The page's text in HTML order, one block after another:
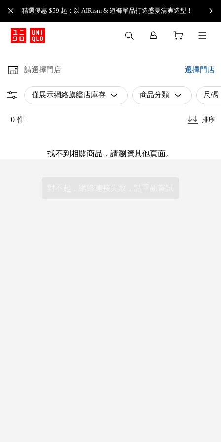
精選優惠 $59 起：以 AIRism & 短褲單品打造盛夏清爽造型！
請選擇門店 選擇門店
僅展示網絡旗艦店庫存 商品分類 尺碼
0 件 排序
找不到相關商品，請瀏覽其他頁面。